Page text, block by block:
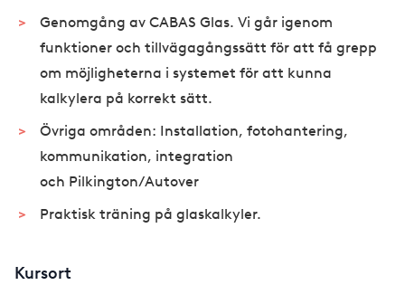
Genomgång av CABAS Glas. Vi går igenom
funktioner och tillvägagångssätt för att få grepp
om möjligheterna i systemet för att kunna
kalkylera på korrekt sätt.
Övriga områden: Installation, fotohantering,
kommunikation, integration
och Pilkington/Autover
Praktisk träning på glaskalkyler.
Kursort